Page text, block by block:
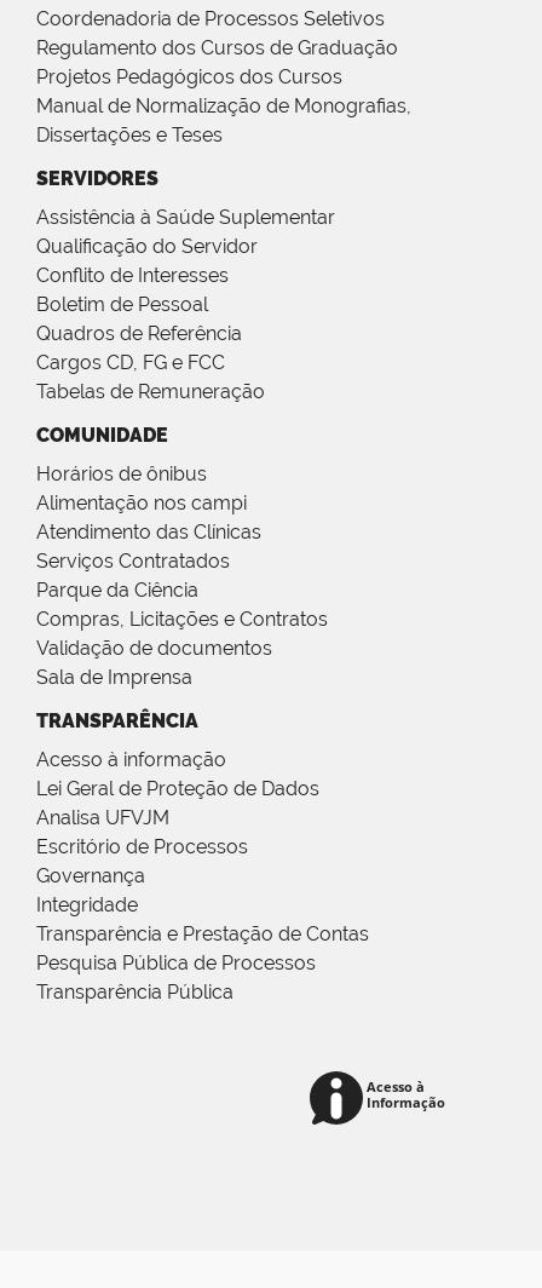
Coordenadoria de Processos Seletivos
Regulamento dos Cursos de Graduação
Projetos Pedagógicos dos Cursos
Manual de Normalização de Monografias,
Dissertações e Teses
SERVIDORES
Assistência à Saúde Suplementar
Qualificação do Servidor
Conflito de Interesses
Boletim de Pessoal
Quadros de Referência
Cargos CD, FG e FCC
Tabelas de Remuneração
COMUNIDADE
Horários de ônibus
Alimentação nos campi
Atendimento das Clínicas
Serviços Contratados
Parque da Ciência
Compras, Licitações e Contratos
Validação de documentos
Sala de Imprensa
TRANSPARÊNCIA
Acesso à informação
Lei Geral de Proteção de Dados
Analisa UFVJM
Escritório de Processos
Governança
Integridade
Transparência e Prestação de Contas
Pesquisa Pública de Processos
Transparência Pública